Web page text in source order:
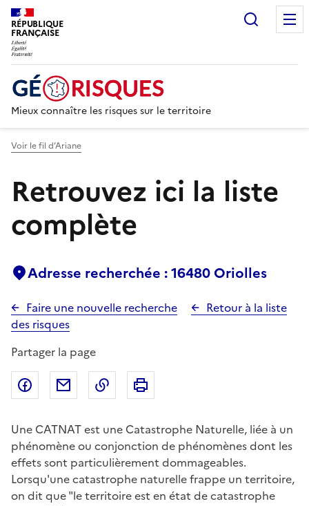
RÉPUBLIQUE
FRANÇAISE
Mieux connaître les risques sur le territoire
Voir le fil d’Ariane
Retrouvez ici la liste
complète
Adresse recherchée : 16480 Oriolles
Faire une nouvelle recherche
Retour à la liste
des risques
Partager la page
Partager sur Facebook
Partager par emailCopier dans le presse-papier
Une CATNAT est une Catastrophe Naturelle, liée à un
phénomène ou conjonction de phénomènes dont les
effets sont particulièrement dommageables.
Lorsqu'une catastrophe naturelle frappe un territoire,
on dit que "le territoire est en état de catastrophe